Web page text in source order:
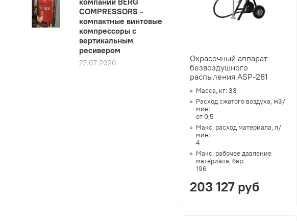
Окрасочный аппарат
безвоздушного
распыления ASP-281
Масса, кг:33
Расход сжатого воздуха, м3/
мин:
от 0,5
Макс. расход материала, л/
мин:
4
Макс. рабочее давление
материала, бар:
196
203 127 руб
COMPRESSORS -
компактные винтовые
компрессоры с
вертикальным
ресивером
27.07.2020